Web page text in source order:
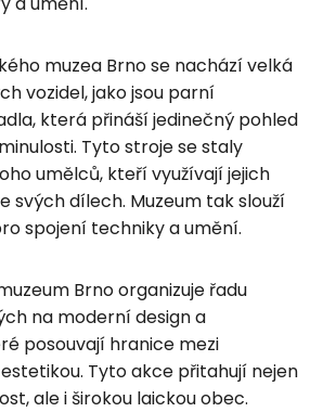
muzea Brno se nachází velká
vozidel, jako jsou parní
která přináší jedinečný pohled
Tyto stroje se staly
umělců, kteří využívají jejich
svých dílech. Muzeum tak slouží
spojení techniky a umění.
Brno organizuje řadu
na moderní design a
posouvají hranice mezi
Tyto akce přitahují nejen
ale i širokou laickou obec.